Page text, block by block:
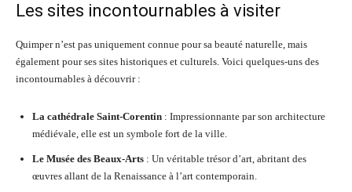
Les sites incontournables à visiter
Quimper n’est pas uniquement connue pour sa beauté naturelle, mais
également pour ses sites historiques et culturels. Voici quelques-uns des
incontournables à découvrir :
La cathédrale Saint-Corentin : Impressionnante par son architecture
médiévale, elle est un symbole fort de la ville.
Le Musée des Beaux-Arts : Un véritable trésor d’art, abritant des
œuvres allant de la Renaissance à l’art contemporain.